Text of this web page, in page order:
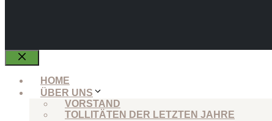
Schließen
HOME
ÜBER UNS
VORSTAND
TOLLITÄTEN DER LETZTEN JAHRE